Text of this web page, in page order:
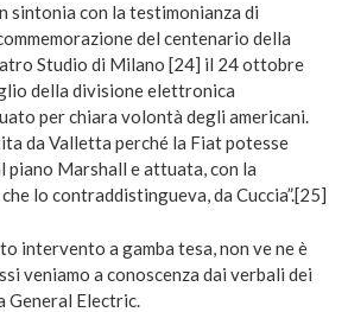
sintonia con la testimonianza di
del centenario della
Studio di Milano [24] il 24 ottobre
della divisione elettronica
per chiara volontà degli americani.
da Valletta perché la Fiat potesse
piano Marshall e attuata, con la
lo contraddistingueva, da Cuccia”.[25]
intervento a gamba tesa, non ve ne è
veniamo a conoscenza dai verbali dei
Electric.